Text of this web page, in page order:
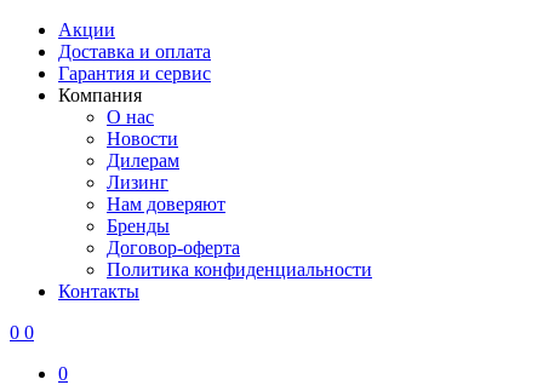
Акции
Доставка и оплата
Гарантия и сервис
Компания
О нас
Новости
Дилерам
Лизинг
Нам доверяют
Бренды
Договор-оферта
Политика конфиденциальности
Контакты
0 0
0